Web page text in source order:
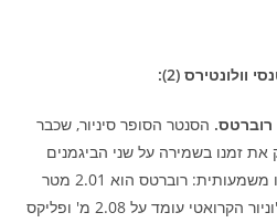
רוברטס. הסנטר הסופר סיניור, שכבר
זמנו בשמירה על שני הביגמנים
של הספרטאנס, שגבוהים ממנו משמעותית: רוברטס הוא 2.01 מטר
בלבד, בעוד שאיגור מיליצ'יץ' ג'וניור הקרואטי עומד על 2.08 מ' ופליקס